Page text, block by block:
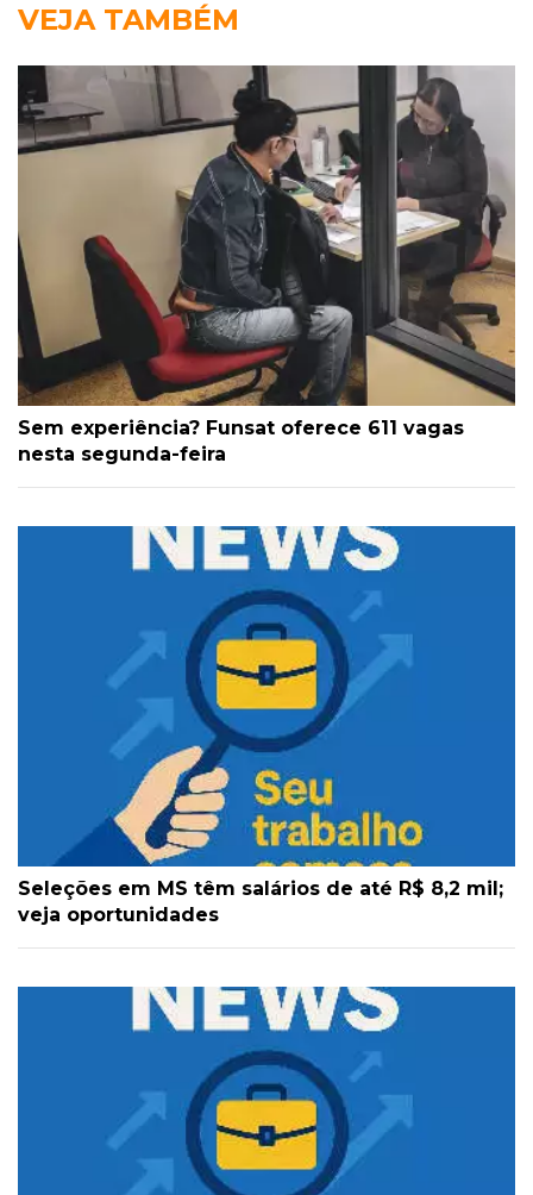
VEJA TAMBÉM
Sem experiência? Funsat oferece 611 vagas
nesta segunda-feira
Seleções em MS têm salários de até R$ 8,2 mil;
veja oportunidades